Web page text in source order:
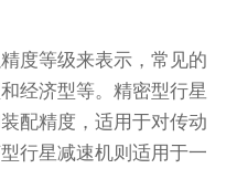
度等级来表示，常见的
经济型等。精密型行星
配精度，适用于对传动
行星减速机则适用于一